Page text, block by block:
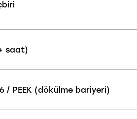
saat)
/ PEEK (dökülme bariyeri)